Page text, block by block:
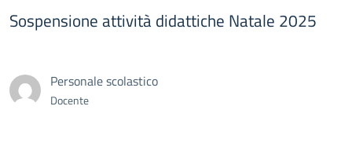
Sospensione attività didattiche Natale 2025
Personale scolastico
Docente